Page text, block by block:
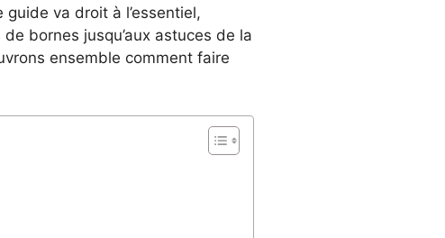
va droit à l’essentiel,
bornes jusqu’aux astuces de la
ensemble comment faire